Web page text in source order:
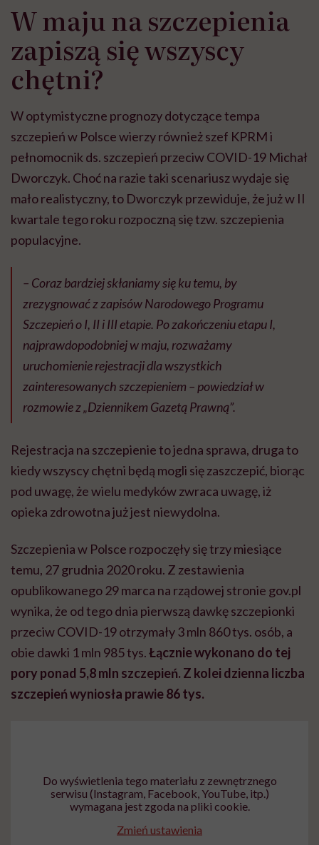
może chyba tylko
głupota i brak
wyobraźni"
pracy
W maju na szczepienia
zapiszą się wszyscy
chętni?
W optymistyczne prognozy dotyczące tempa
szczepień w Polsce wierzy również szef KPRM i
pełnomocnik ds. szczepień przeciw COVID-19 Michał
Dworczyk. Choć na razie taki scenariusz wydaje się
mało realistyczny, to Dworczyk przewiduje, że już w II
kwartale tego roku rozpoczną się tzw. szczepienia
populacyjne.
– Coraz bardziej skłaniamy się ku temu, by
zrezygnować z zapisów Narodowego Programu
Szczepień o I, II i III etapie. Po zakończeniu etapu I,
najprawdopodobniej w maju, rozważamy
uruchomienie rejestracji dla wszystkich
zainteresowanych szczepieniem – powiedział w
rozmowie z „Dziennikem Gazetą Prawną”.
Rejestracja na szczepienie to jedna sprawa, druga to
kiedy wszyscy chętni będą mogli się zaszczepić, biorąc
pod uwagę, że wielu medyków zwraca uwagę, iż
opieka zdrowotna już jest niewydolna.
Szczepienia w Polsce rozpoczęły się trzy miesiące
temu, 27 grudnia 2020 roku. Z zestawienia
opublikowanego 29 marca na rządowej stronie gov.pl
wynika, że od tego dnia pierwszą dawkę szczepionki
przeciw COVID-19 otrzymały 3 mln 860 tys. osób, a
obie dawki 1 mln 985 tys.Łącznie wykonano do tej
pory ponad 5,8 mln szczepień. Z kolei dzienna liczba
szczepień wyniosła prawie 86 tys.
Do wyświetlenia tego materiału z zewnętrznego
serwisu (Instagram, Facebook, YouTube, itp.)
wymagana jest zgoda na pliki cookie.
Zmień ustawienia